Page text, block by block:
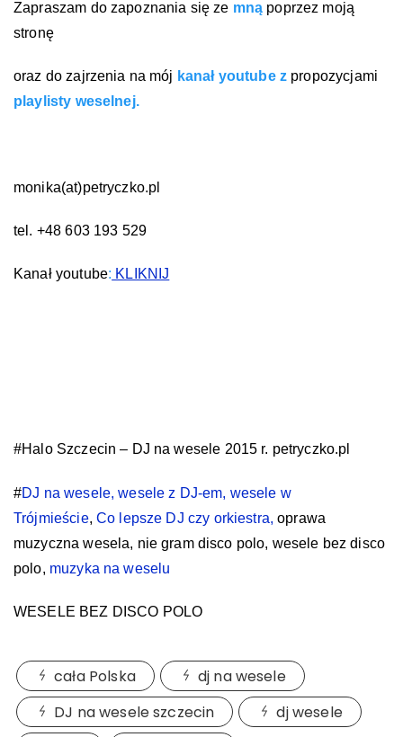
Zapraszam do zapoznania się ze mną poprzez moją
stronę
oraz do zajrzenia na mój kanał youtube z propozycjami
playlisty weselnej.
monika(at)petryczko.pl
tel. +48 603 193 529
Kanał youtube: KLIKNIJ
#Halo Szczecin – DJ na wesele 2015 r. petryczko.pl
#DJ na wesele, wesele z DJ-em, wesele w
Trójmieście, Co lepsze DJ czy orkiestra, oprawa
muzyczna wesela, nie gram disco polo, wesele bez disco
polo, muzyka na weselu
WESELE BEZ DISCO POLO
cała Polska
dj na wesele
DJ na wesele szczecin
dj wesele